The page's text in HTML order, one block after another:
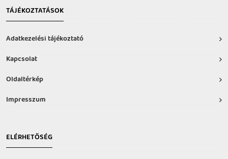
TÁJÉKOZTATÁSOK
Adatkezelési tájékoztató
Kapcsolat
Oldaltérkép
Impresszum
ELÉRHETŐSÉG